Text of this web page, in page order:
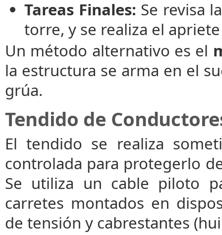
Tareas Finales: Se revisa
torre, y se realiza el
Un método alternativo es el
la estructura se arma en el
grúa.
Tendido de
El tendido se realiza
controlada para protegerlo
Se utiliza un cable piloto
carretes montados en
de tensión y cabrestantes